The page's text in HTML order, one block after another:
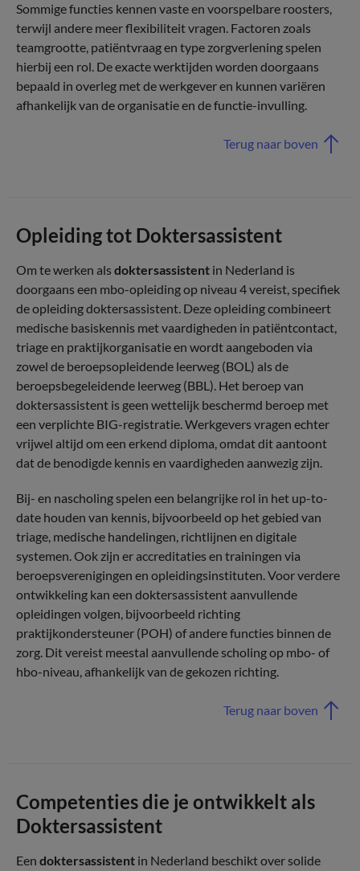
Sommige functies kennen vaste en voorspelbare roosters,
terwijl andere meer flexibiliteit vragen. Factoren zoals
teamgrootte, patiëntvraag en type zorgverlening spelen
hierbij een rol. De exacte werktijden worden doorgaans
bepaald in overleg met de werkgever en kunnen variëren
afhankelijk van de organisatie en de functie-invulling.
Terug naar boven
Opleiding tot Doktersassistent
Om te werken als doktersassistent in Nederland is
doorgaans een mbo-opleiding op niveau 4 vereist, specifiek
de opleiding doktersassistent. Deze opleiding combineert
medische basiskennis met vaardigheden in patiëntcontact,
triage en praktijkorganisatie en wordt aangeboden via
zowel de beroepsopleidende leerweg (BOL) als de
beroepsbegeleidende leerweg (BBL). Het beroep van
doktersassistent is geen wettelijk beschermd beroep met
een verplichte BIG-registratie. Werkgevers vragen echter
vrijwel altijd om een erkend diploma, omdat dit aantoont
dat de benodigde kennis en vaardigheden aanwezig zijn.
Bij- en nascholing spelen een belangrijke rol in het up-to-
date houden van kennis, bijvoorbeeld op het gebied van
triage, medische handelingen, richtlijnen en digitale
systemen. Ook zijn er accreditaties en trainingen via
beroepsverenigingen en opleidingsinstituten. Voor verdere
ontwikkeling kan een doktersassistent aanvullende
opleidingen volgen, bijvoorbeeld richting
praktijkondersteuner (POH) of andere functies binnen de
zorg. Dit vereist meestal aanvullende scholing op mbo- of
hbo-niveau, afhankelijk van de gekozen richting.
Terug naar boven
Competenties die je ontwikkelt als
Doktersassistent
Een doktersassistent in Nederland beschikt over solide